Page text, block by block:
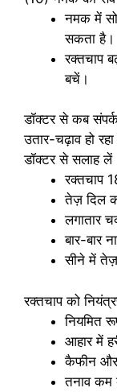
नमक में
सकता है।
रक्तचाप
बचें।
डॉक्टर से कब
उतार-चढ़ाव हो
डॉक्टर से सलाह
रक्तचाप
तेज़ दिल
लगातार
बार-बार
सीने में तेज़
रक्तचाप को
नियमित
आहार में
कैफीन और
तनाव कम